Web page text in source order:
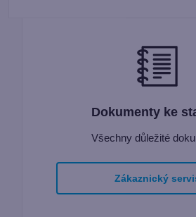
Dokumenty ke
Všechny důležité
Zákaznický